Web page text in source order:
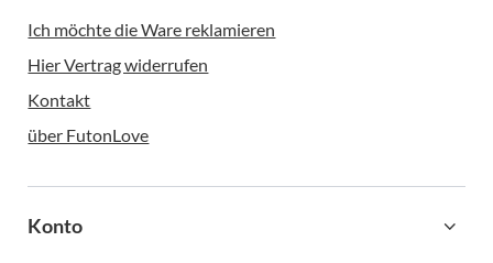
Ich möchte die Ware reklamieren
Hier Vertrag widerrufen
Kontakt
über FutonLove
Konto